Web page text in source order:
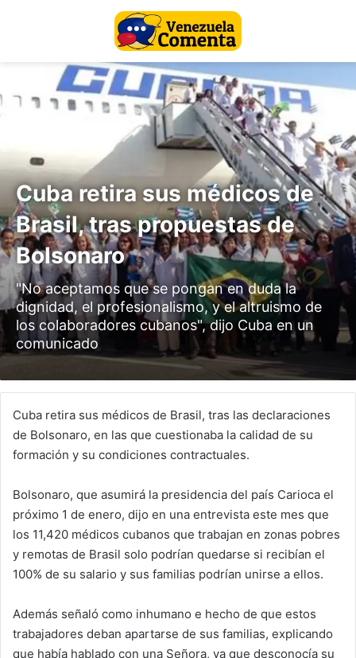
Cuba retira sus médicos de
Brasil, tras propuestas de
Bolsonaro
"No aceptamos que se pongan en duda la
dignidad, el profesionalismo, y el altruismo de
los colaboradores cubanos", dijo Cuba en un
comunicado
Cuba retira sus médicos de Brasil, tras las declaraciones
de Bolsonaro, en las que cuestionaba la calidad de su
formación y su condiciones contractuales.
Bolsonaro, que asumirá la presidencia del país Carioca el
próximo 1 de enero, dijo en una entrevista este mes que
los 11,420 médicos cubanos que trabajan en zonas pobres
y remotas de Brasil solo podrían quedarse si recibían el
100% de su salario y sus familias podrían unirse a ellos.
Además señaló como inhumano e hecho de que estos
trabajadores deban apartarse de sus familias, explicando
que había hablado con una Señora, ya que desconocía su